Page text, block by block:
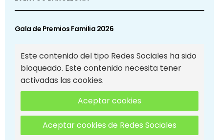
Gala de Premios Familia 2026
Este contenido del tipo Redes Sociales ha sido
bloqueado. Este contenido necesita tener
activadas las cookies.
Aceptar cookies
Aceptar cookies de Redes Sociales